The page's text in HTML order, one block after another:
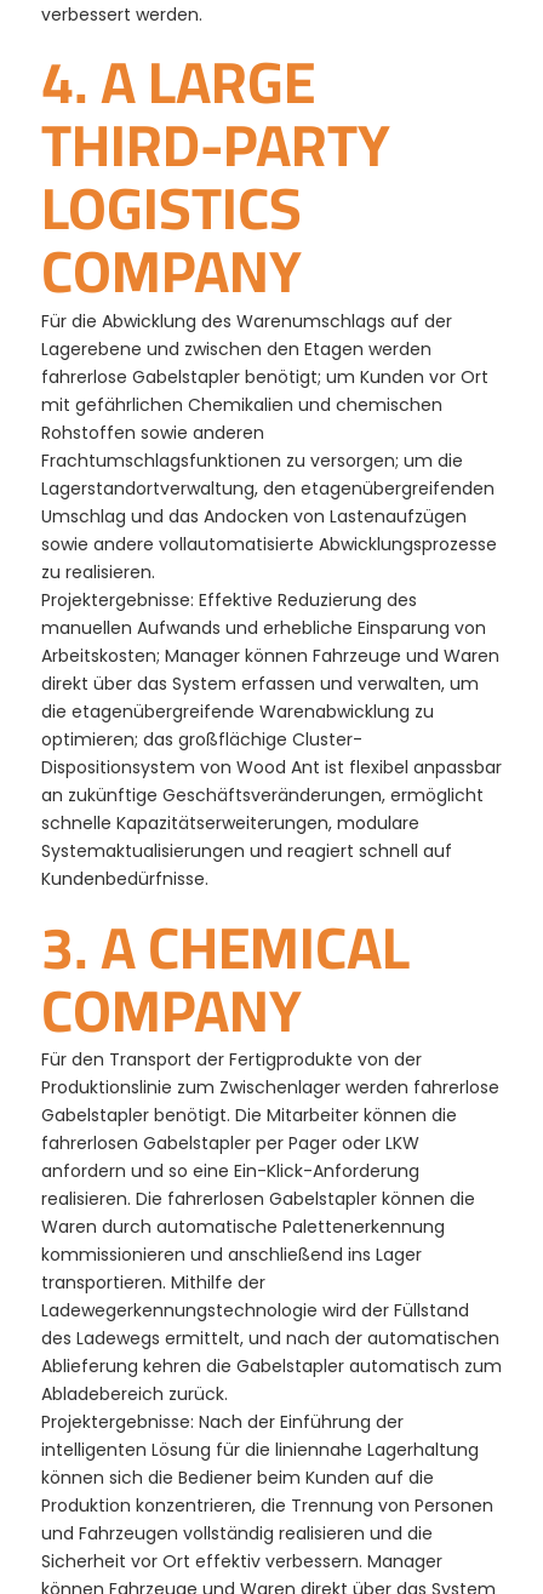
verbessert werden.
3. A CHEMICAL
COMPANY
Für den Transport der Fertigprodukte von der
Produktionslinie zum Zwischenlager werden fahrerlose
Gabelstapler benötigt. Die Mitarbeiter können die
fahrerlosen Gabelstapler per Pager oder LKW
anfordern und so eine Ein-Klick-Anforderung
realisieren. Die fahrerlosen Gabelstapler können die
Waren durch automatische Palettenerkennung
kommissionieren und anschließend ins Lager
transportieren. Mithilfe der
Ladewegerkennungstechnologie wird der Füllstand
des Ladewegs ermittelt, und nach der automatischen
Ablieferung kehren die Gabelstapler automatisch zum
Abladebereich zurück.
Projektergebnisse: Nach der Einführung der
intelligenten Lösung für die liniennahe Lagerhaltung
können sich die Bediener beim Kunden auf die
Produktion konzentrieren, die Trennung von Personen
und Fahrzeugen vollständig realisieren und die
Sicherheit vor Ort effektiv verbessern. Manager
4. A LARGE
THIRD-PARTY
LOGISTICS
COMPANY
Für die Abwicklung des Warenumschlags auf der
Lagerebene und zwischen den Etagen werden
fahrerlose Gabelstapler benötigt; um Kunden vor Ort
mit gefährlichen Chemikalien und chemischen
Rohstoffen sowie anderen
Frachtumschlagsfunktionen zu versorgen; um die
Lagerstandortverwaltung, den etagenübergreifenden
Umschlag und das Andocken von Lastenaufzügen
sowie andere vollautomatisierte Abwicklungsprozesse
zu realisieren.
Projektergebnisse: Effektive Reduzierung des
manuellen Aufwands und erhebliche Einsparung von
Arbeitskosten; Manager können Fahrzeuge und Waren
direkt über das System erfassen und verwalten, um
die etagenübergreifende Warenabwicklung zu
optimieren; das großflächige Cluster-
Dispositionsystem von Wood Ant ist flexibel anpassbar
an zukünftige Geschäftsveränderungen, ermöglicht
schnelle Kapazitätserweiterungen, modulare
Systemaktualisierungen und reagiert schnell auf
Kundenbedürfnisse.